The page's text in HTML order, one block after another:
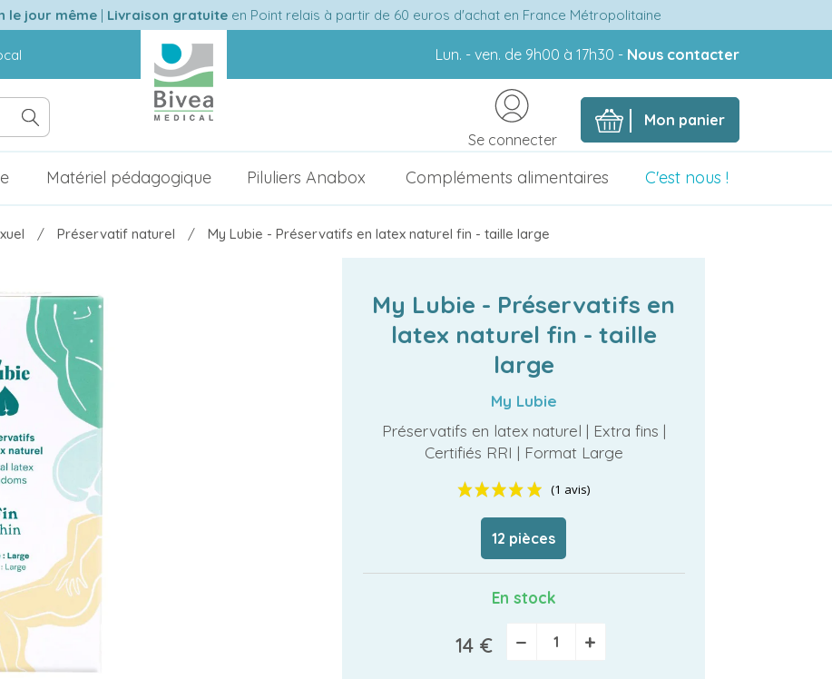
le jour même| Livraison gratuiteen Point relais à partir de 60 euros d'achat en France Métropolitaine
Lun. - ven. de 9h00 à 17h30 - Nous contacter
Mon panier
Se connecter
Matériel pédagogique Piluliers Anabox Compléments alimentaires C'est nous !
Préservatif naturel My Lubie - Préservatifs en latex naturel fin - taille large
My Lubie - Préservatifs en
latex naturel fin - taille
large
My Lubie
Préservatifs en latex naturel | Extra fins |
Certifiés RRI | Format Large
12 pièces
En stock
14 € − +